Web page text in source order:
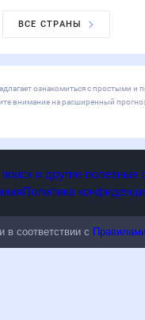
ВСЕ СТРАНЫ
ознакомиться с простыми
внимание на расширенный
поиск и другие
Политика
в соответствии с